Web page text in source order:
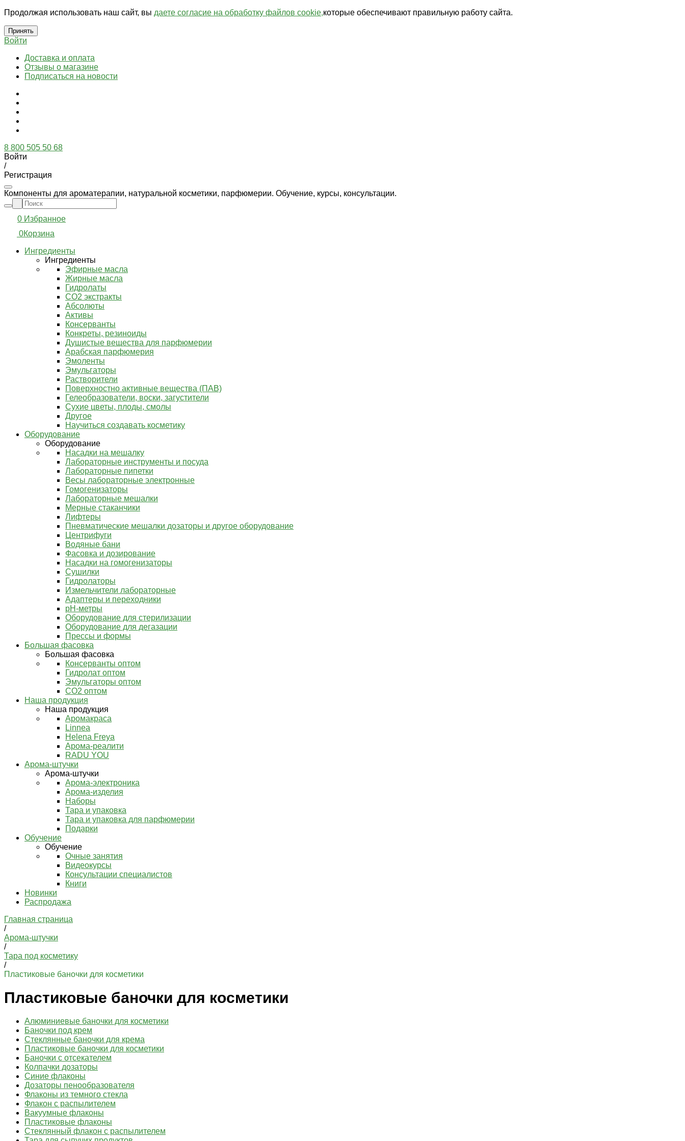
Продолжая использовать наш сайт, вы даете согласие на обработку файлов cookie,которые обеспечивают правильную работу сайта.
Принять
Войти
Доставка и оплата
Отзывы о магазине
Подписаться на новости
8 800 505 50 68
Войти
/
Регистрация
Компоненты для ароматерапии, натуральной косметики, парфюмерии. Обучение, курсы, консультации.
0 Избранное
0Корзина
Ингредиенты
Ингредиенты
Эфирные масла
Жирные масла
Гидролаты
СО2 экстракты
Абсолюты
Активы
Консерванты
Конкреты, резиноиды
Душистые вещества для парфюмерии
Арабская парфюмерия
Эмоленты
Эмульгаторы
Растворители
Поверхностно активные вещества (ПАВ)
Гелеобразователи, воски, загустители
Сухие цветы, плоды, смолы
Другое
Научиться создавать косметику
Оборудование
Оборудование
Насадки на мешалку
Лабораторные инструменты и посуда
Лабораторные пипетки
Весы лабораторные электронные
Гомогенизаторы
Лабораторные мешалки
Мерные стаканчики
Лифтеры
Пневматические мешалки дозаторы и другое оборудование
Центрифуги
Водяные бани
Фасовка и дозирование
Насадки на гомогенизаторы
Сушилки
Гидролаторы
Измельчители лабораторные
Адаптеры и переходники
pH-метры
Оборудование для стерилизации
Оборудование для дегазации
Прессы и формы
Большая фасовка
Большая фасовка
Консерванты оптом
Гидролат оптом
Эмульгаторы оптом
СО2 оптом
Наша продукция
Наша продукция
Аромакраса
Linnea
Helena Freya
Арома-реалити
RADU YOU
Арома-штучки
Арома-штучки
Арома-электроника
Арома-изделия
Наборы
Тара и упаковка
Тара и упаковка для парфюмерии
Подарки
Обучение
Обучение
Очные занятия
Видеокурсы
Консультации специалистов
Книги
Новинки
Распродажа
Главная страница
/
Арома-штучки
/
Тара под косметику
/
Пластиковые баночки для косметики
Пластиковые баночки для косметики
Алюминиевые баночки для косметики
Баночки под крем
Стеклянные баночки для крема
Пластиковые баночки для косметики
Баночки с отсекателем
Колпачки дозаторы
Синие флаконы
Дозаторы пенообразователя
Флаконы из темного стекла
Флакон с распылителем
Вакуумные флаконы
Пластиковые флаконы
Стеклянный флакон с распылителем